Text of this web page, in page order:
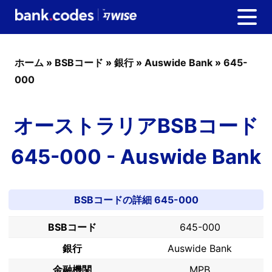
ホーム » BSBコード » 銀行» Auswide Bank » 645-
000
オーストラリアBSBコード
645-000 - Auswide Bank
BSBコードの詳細 645-000
BSBコード
645-000
銀行
Auswide Bank
金融機関
MPB